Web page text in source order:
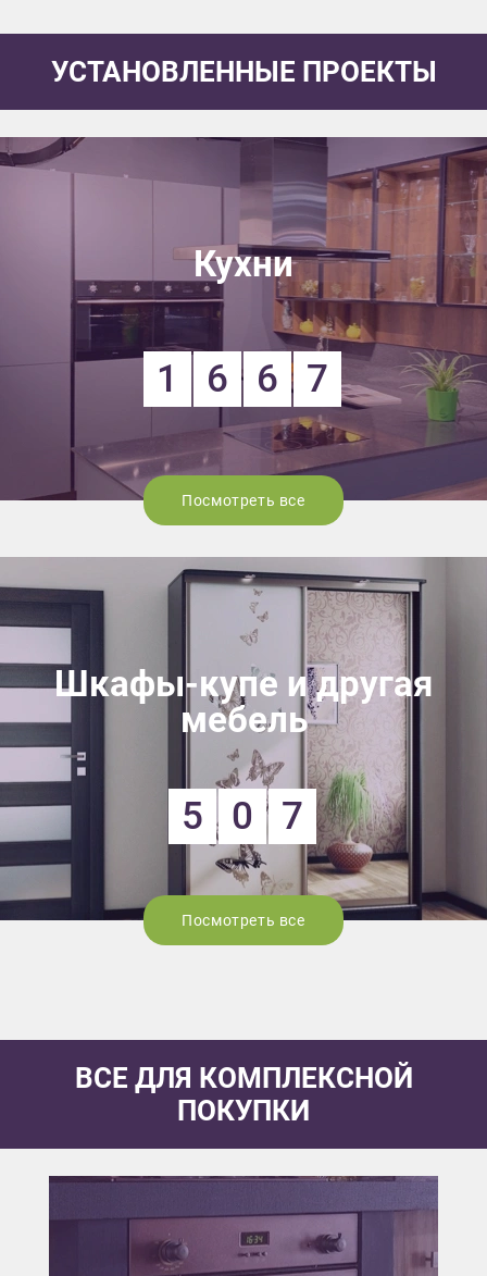
УСТАНОВЛЕННЫЕ ПРОЕКТЫ
Кухни
1 6 6 7
Посмотреть все
Шкафы-купе и другая
мебель
5 0 7
Посмотреть все
ВСЕ ДЛЯ КОМПЛЕКСНОЙ
ПОКУПКИ